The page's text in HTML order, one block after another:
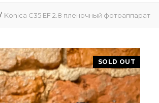
Konica C35 EF 2.8 пленочный фотоаппарат
SOLD OUT